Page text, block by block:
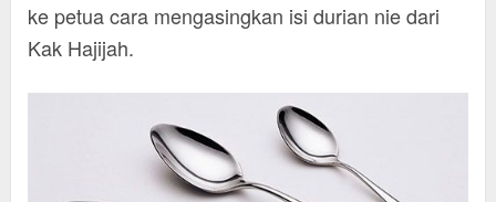
ke petua cara mengasingkan isi durian nie dari
Kak Hajijah.